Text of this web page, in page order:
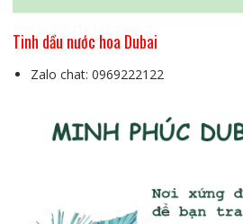
Tinh dầu nước hoa Dubai
Zalo chat: 0969222122